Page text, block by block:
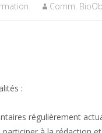
Comm.
:
régulièrement